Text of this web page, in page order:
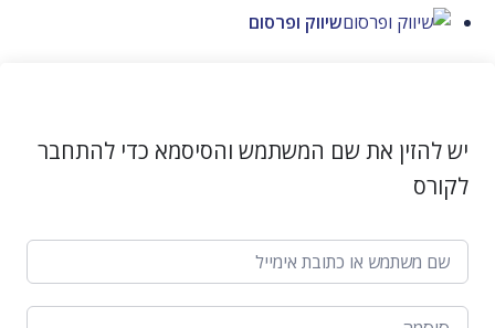
שיווק ופרסום
יש להזין את שם המשתמש והסיסמא כדי להתחבר
לקורס